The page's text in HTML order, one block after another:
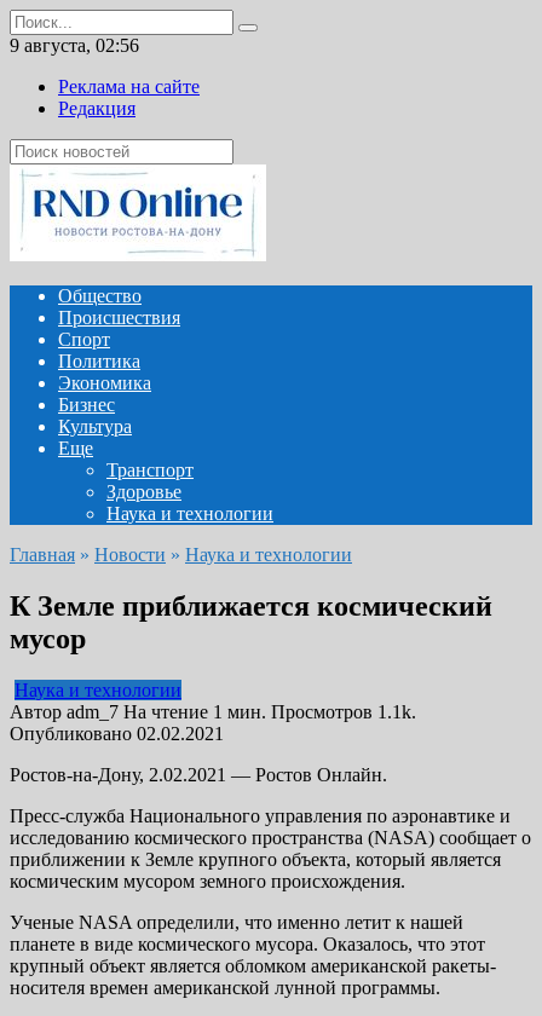
Перейти
к
содержанию
Search
for:
9 августа, 02:56
Реклама на сайте
Редакция
Общество
Происшествия
Спорт
Политика
Экономика
Бизнес
Культура
Еще
Транспорт
Здоровье
Наука и технологии
Главная » Новости » Наука и технологии
К Земле приближается космический
мусор
Наука и технологии
Автор adm_7 На чтение 1 мин. Просмотров 1.1k.
Опубликовано 02.02.2021
Ростов-на-Дону, 2.02.2021 — Ростов Онлайн.
Пресс-служба Национального управления по аэронавтике и
исследованию космического пространства (NASA) сообщает о
приближении к Земле крупного объекта, который является
космическим мусором земного происхождения.
Ученые NASA определили, что именно летит к нашей
планете в виде космического мусора. Оказалось, что этот
крупный объект является обломком американской ракеты-
носителя времен американской лунной программы.